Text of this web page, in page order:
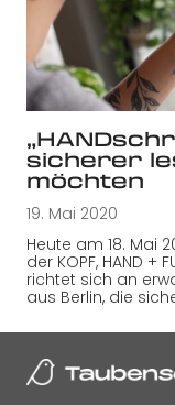
sicherer
möchten
19. Mai 2020
Heute am 18. Mai
der KOPF, HAND +
richtet sich an
aus Berlin, die